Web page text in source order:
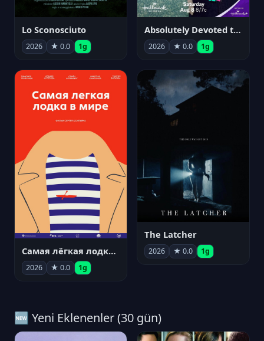
Lo Sconosciuto
2026 ★ 0.0 1g
Absolutely Devoted to You
2026 ★ 0.0 1g
Самая лёгкая лодка в мире
2026 ★ 0.0 1g
The Latcher
2026 ★ 0.0 1g
🆕 Yeni Eklenenler (30 gün)